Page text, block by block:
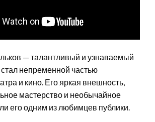
— талантливый и узнаваемый
непременной частью
и кино. Его яркая внешность,
мастерство и необычайное
его одним из любимцев публики.